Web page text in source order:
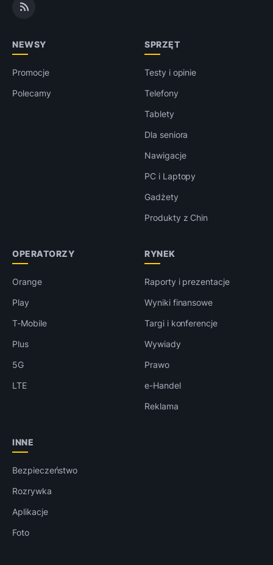
NEWSY
Promocje
Polecamy
SPRZĘT
Testy i opinie
Telefony
Tablety
Dla seniora
Nawigacje
PC i Laptopy
Gadżety
Produkty z Chin
OPERATORZY
Orange
Play
T-Mobile
Plus
5G
LTE
RYNEK
Raporty i prezentacje
Wyniki finansowe
Targi i konferencje
Wywiady
Prawo
e-Handel
Reklama
INNE
Bezpieczeństwo
Rozrywka
Aplikacje
Foto